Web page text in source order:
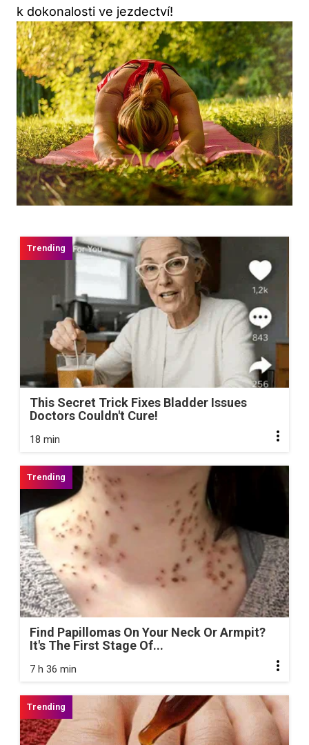
k dokonalosti ve jezdectví!
This Secret Trick Fixes Bladder Issues
Doctors Couldn't Cure!
18 min
Find Papillomas On Your Neck Or Armpit?
It's The First Stage Of...
7 h 36 min